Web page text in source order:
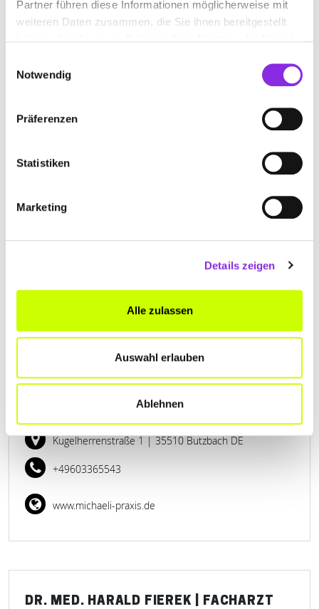
Partner führen diese Informationen möglicherweise mit
weiteren Daten zusammen, die Sie ihnen bereitgestellt
Notwendig
Präferenzen
Statistiken
Marketing
Details zeigen
Alle zulassen
Auswahl erlauben
Ablehnen
Geschlossen - öffnet am Montag um 08:00 Uhr
Hauptstraße 8
allgemeinmedizin.weblocator.de
DR. MED. CHARLOTTE MICHAELI ÄRZTIN
FÜR ALLGEMEINMEDIZIN UND
Kugelherrenstraße 1| 35510 Butzbach DE
+49603365543
www.michaeli-praxis.de
DR. MED. HARALD FIEREK | FACHARZT